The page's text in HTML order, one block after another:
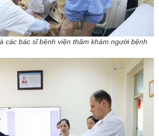
các bác sĩ bệnh viện thăm khám người bệnh